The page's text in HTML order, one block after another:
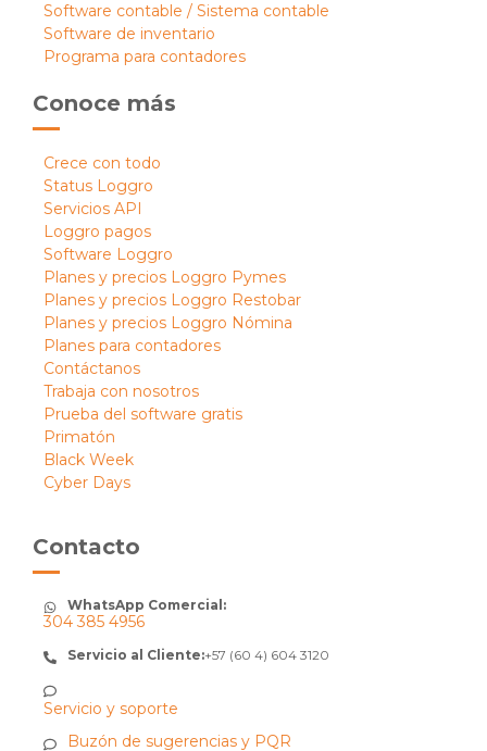
Software contable / Sistema contable
Software de inventario
Programa para contadores
Conoce más
Crece con todo
Status Loggro
Servicios API
Loggro pagos
Software Loggro
Planes y precios Loggro Pymes
Planes y precios Loggro Restobar
Planes y precios Loggro Nómina
Planes para contadores
Contáctanos
Trabaja con nosotros
Prueba del software gratis
Primatón
Black Week
Cyber Days
Contacto
WhatsApp Comercial:
304 385 4956
Servicio al Cliente:+57 (60 4) 604 3120
Servicio y soporte
Buzón de sugerencias y PQR